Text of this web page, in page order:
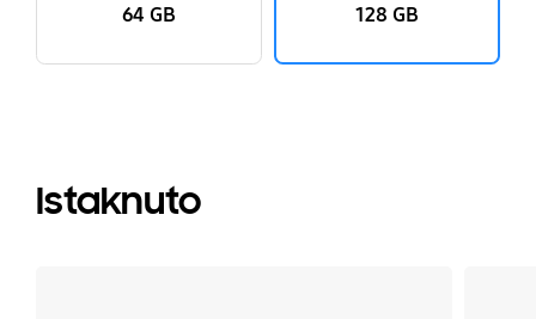
64 GB 128 GB
Istaknuto